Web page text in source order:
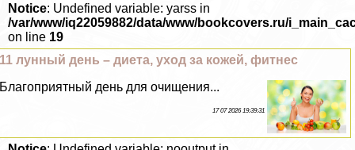
Notice: Undefined variable: yarss in
/var/www/iq22059882/data/www/bookcovers.ru/
on line 19
11 лунный день – диета, уход за кожей, фитнес
Благоприятный день для очищения...
17 07 2026 19:39:31